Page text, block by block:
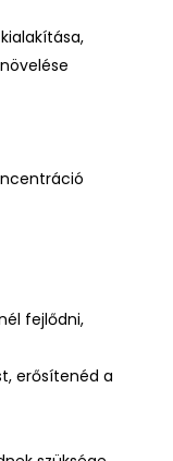
fejlődni,
erősítenéd a